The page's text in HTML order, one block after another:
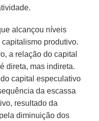
alcançou níveis
produtivo.
a relação do capital
direta, mas indireta.
capital especulativo
da escassa
resultado da
diminuição dos